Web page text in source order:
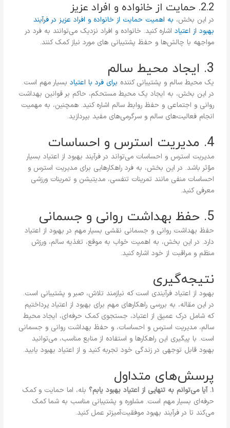
2.2. حمایت از خانواده و افراد عزیز
در این بخش، به اهمیت حمایت از خانواده و افراد عزیز در فرآیند
بهبود از اعتیاد اشاره کنید. خانواده و افراد نزدیک می‌توانند به فرد در
مواجهه با چالش‌ها و حفظ پشتیبانی های مورد نیاز کمک کنند.
3. ایجاد محیط سالم
یک محیط سالم و پشتیبانی کننده برای فرد با اعتیاد بسیار مهم است.
در این بخش، به ایجاد یک محیط مستحکم، حاکم بر قوانین بهداشت
روانی و اجتماعی و حفظ روابط سالم اشاره کنید. همچنین، به مهمیت
انجام فعالیت‌های سالم و سرگرمی‌های مفید بپردازید.
4. مدیریت استرس و احساسات
مدیریت استرس و احساسات می‌تواند در فرآیند بهبود از اعتیاد بسیار
مؤثر باشد. در این بخش، به فرد راهکارهایی برای مدیریت استرس و
احساسات منفی مانند تمرینات تنفسی، مدیتیشن و تمرینات ورزشی
معرفی کنید.
5. حفظ بهداشت روانی و جسمانی
حفظ بهداشت روانی و جسمانی نقشی بسیار مهم در بهبود از اعتیاد
دارد. در این بخش، به اهمیت خواب به موقع، تغذیه سالم، ورزش
منظم و مراقبت از خود اشاره کنید.
نتیجه‌گیری
بهبود از اعتیاد فرآیندی است که نیازمند تلاش، صبر و پشتیبانی است.
در این مقاله، به بررسی راهکارهای مهم برای بهبود از اعتیاد پرداختیم
که شامل درک عمیق از اعتیاد، جستجوی کمک حرفه‌ای، ایجاد محیط
سالم، مدیریت استرس و احساسات، و حفظ بهداشت روانی و جسمانی
است. با پیگیری این راهکارها و استفاده از منابع مناسب، می‌توانید
بهبود قابل توجهی در زندگی خود تجربه کنید و از اعتیاد بهبود یابید.
پرسش‌های متداول
1. آیا می‌توانم به تنهایی از اعتیاد بهبود یابم؟
بله، اما حمایت و کمک
حرفه‌ای بسیار مهم است. مشاوره و پشتیبانی مناسب به شما کمک
می‌کند تا در فرآیند بهبود موفقیت‌آمیزتر عمل کنید.